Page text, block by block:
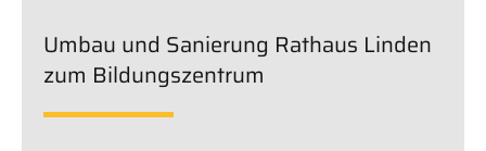
Umbau und Sanierung Rathaus Linden
zum Bildungszentrum